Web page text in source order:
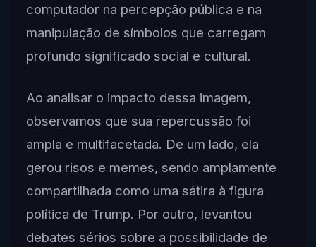
computador na percepção pública e na
manipulação de símbolos que carregam
profundo significado social e cultural.
Ao analisar o impacto dessa imagem,
observamos que sua repercussão foi
ampla e multifacetada. De um lado, ela
gerou risos e memes, sendo amplamente
compartilhada como uma sátira à figura
política de Trump. Por outro, levantou
debates sérios sobre a possibilidade de